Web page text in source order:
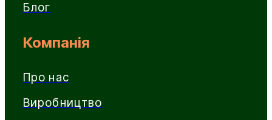
Блог
Компанія
Про нас
Виробництво